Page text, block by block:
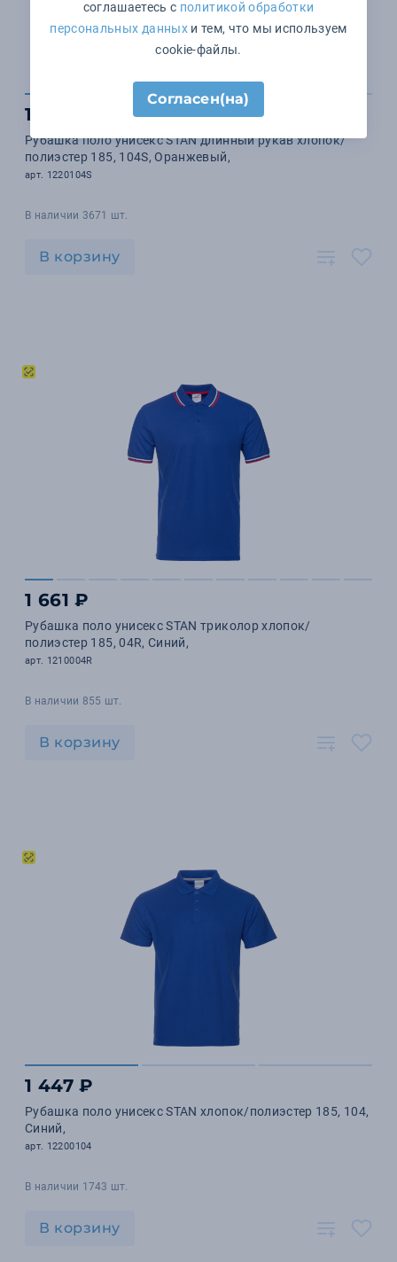
1 383 ₽
Рубашка поло унисекс STAN длинный рукав хлопок/
полиэстер 185, 104S, Оранжевый,
арт. 1220104S
В наличии 3671 шт.
В корзину
1 661 ₽
Рубашка поло унисекс STAN триколор хлопок/
полиэстер 185, 04R, Синий,
арт. 1210004R
В наличии 855 шт.
В корзину
1 447 ₽
Рубашка поло унисекс STAN хлопок/полиэстер 185, 104,
Синий,
арт. 12200104
В наличии 1743 шт.
В корзину
соглашаетесь с политикой обработки
персональных данныхи тем, что мы используем
cookie-файлы.
Согласен(на)